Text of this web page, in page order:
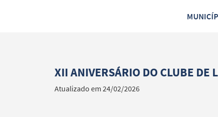
XII ANIVERSÁRIO DO CLUBE DE
Atualizado em 24/02/2026